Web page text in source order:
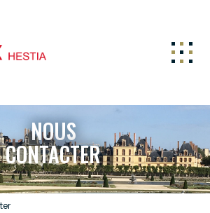
ACCUEIL
ACHETER
ESTIMATION
LOUER
NOUS
CONTACTER